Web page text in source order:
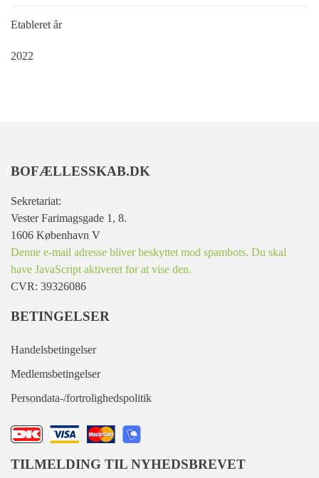
Etableret år
2022
BOFÆLLESSKAB.DK
Sekretariat:
Vester Farimagsgade 1, 8.
1606 København V
Denne e-mail adresse bliver beskyttet mod spambots. Du skal
have JavaScript aktiveret for at vise den.
CVR: 39326086
BETINGELSER
Handelsbetingelser
Medlemsbetingelser
Persondata-/fortrolighedspolitik
TILMELDING TIL NYHEDSBREVET